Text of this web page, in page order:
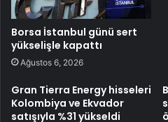
Borsa İstanbul günü sert
yükselişle kapattı
Ağustos 6, 2026
Gran Tierra Energy hisseleri
Kolombiya ve Ekvador
satışıyla %31 yükseldi